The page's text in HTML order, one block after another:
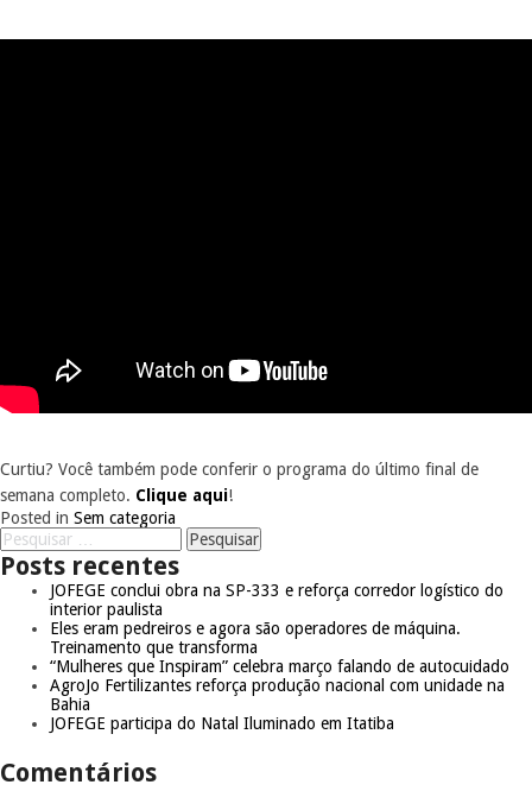
Curtiu? Você também pode conferir o programa do último final de
semana completo. Clique aqui!
Posted in Sem categoria
Posts recentes
JOFEGE conclui obra na SP-333 e reforça corredor logístico do
interior paulista
Eles eram pedreiros e agora são operadores de máquina.
Treinamento que transforma
“Mulheres que Inspiram” celebra março falando de autocuidado
AgroJo Fertilizantes reforça produção nacional com unidade na
Bahia
JOFEGE participa do Natal Iluminado em Itatiba
Comentários